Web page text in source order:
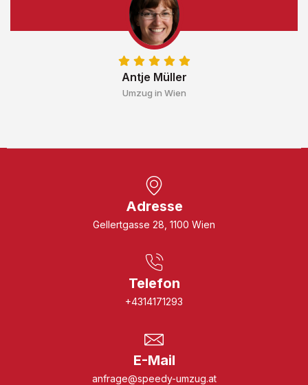
Antje Müller
Umzug in Wien
Adresse
Gellertgasse 28, 1100 Wien
Telefon
+4314171293
E-Mail
anfrage@speedy-umzug.at